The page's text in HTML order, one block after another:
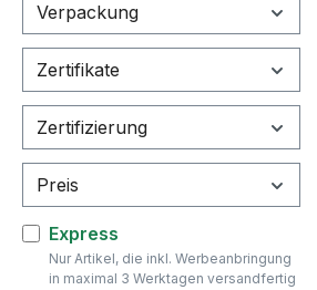
Verpackung
Zertifikate
Zertifizierung
Preis
Filter hinzufügen: Express
Express
Nur Artikel, die inkl. Werbeanbringung
in maximal 3 Werktagen versandfertig